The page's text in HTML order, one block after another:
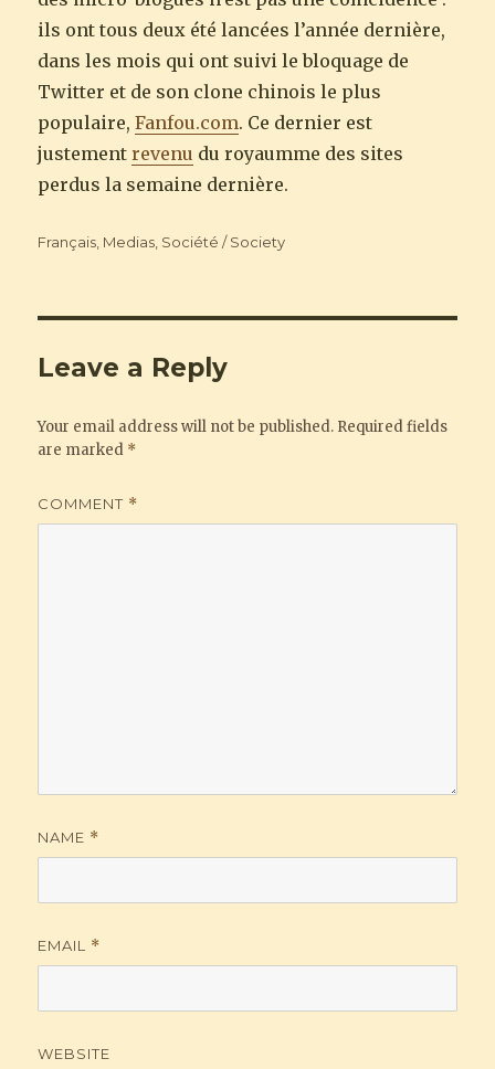
ils ont tous deux été lancées l’année dernière,
dans les mois qui ont suivi le bloquage de
Twitter et de son clone chinois le plus
populaire,Fanfou.com. Ce dernier est
justementrevenu du royaumme des sites
perdus la semaine dernière.
Categories
Français Medias Société / Society
Leave a Reply
Your email address will not be published. Required fields
are marked *
COMMENT *
NAME *
EMAIL *
WEBSITE